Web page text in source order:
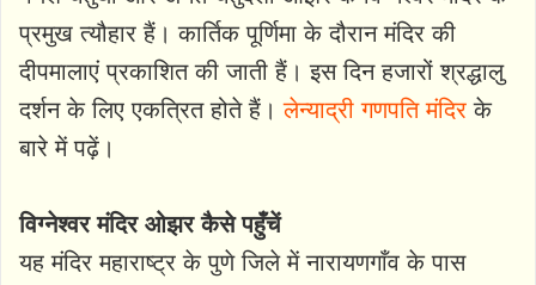
प्रमुख त्यौहार हैं। कार्तिक पूर्णिमा के दौरान मंदिर की
दीपमालाएं प्रकाशित की जाती हैं। इस दिन हजारों श्रद्धालु
दर्शन के लिए एकत्रित होते हैं।लेन्याद्री गणपति मंदिर के
बारे में पढ़ें।
विग्नेश्वर मंदिर ओझर कैसे पहुँचें
यह मंदिर महाराष्ट्र के पुणे जिले में नारायणगाँव के पास